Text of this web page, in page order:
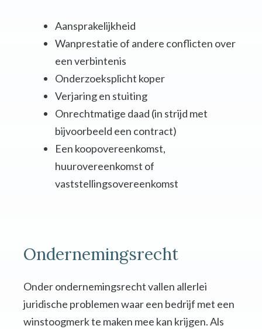
Aansprakelijkheid
Wanprestatie of andere conflicten over
een verbintenis
Onderzoeksplicht koper
Verjaring en stuiting
Onrechtmatige daad (in strijd met
bijvoorbeeld een contract)
Een koopovereenkomst,
huurovereenkomst of
vaststellingsovereenkomst
Ondernemingsrecht
Onder ondernemingsrecht vallen allerlei
juridische problemen waar een bedrijf met een
winstoogmerk te maken mee kan krijgen. Als